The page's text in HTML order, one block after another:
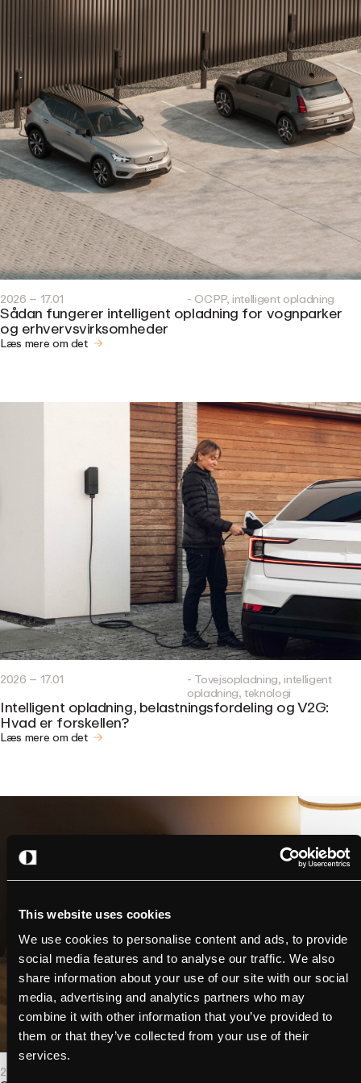
This website uses cookies
We use cookies to personalise content and ads, to provide
social media features and to analyse our traffic. We also
share information about your use of our site with our social
media, advertising and analytics partners who may
combine it with other information that you’ve provided to
them or that they’ve collected from your use of their
services.
2026 – 17.01 - OCPP, intelligent opladning
Sådan fungerer intelligent opladning for vognparker
og erhvervsvirksomheder
Læs mere om det
2026 – 17.01 - Tovejsopladning, intelligent
opladning, teknologi
Intelligent opladning, belastningsfordeling og V2G:
Hvad er forskellen?
Læs mere om det
2026 – 16.01